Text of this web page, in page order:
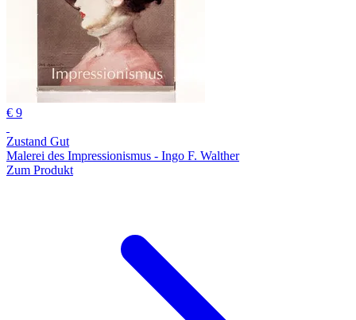
€ 9
Zustand Gut
Malerei des Impressionismus - Ingo F. Walther
Zum Produkt